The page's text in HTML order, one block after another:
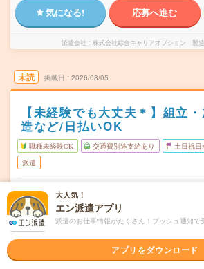
気になる! 応募へ進む
派遣会社 株式会社綜合キャリアオプション 製造
未読 掲載日 2026/08/05
【未経験でも大丈夫＊】組立
造など/日払いOK
職種未経験OK 交通費別途支給あり 土日祝日
派遣
勤務地
福島県郡山市
郡山(福島県)駅から車8分
曜日頻度 月～金
08:30～17:30
大人気！
エン派遣アプリ
派遣のお仕事情報がたくさん！プッシュ通知で
アプリをダウンロード